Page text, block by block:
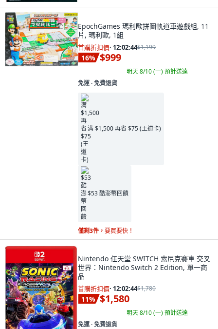
EpochGames 瑪利歐拼圖軌道車遊戲組, 11
片, 瑪利歐, 1組
首購折扣價· 12:02:43$1,199
16% $999
明天 8/10 (一)預計送達
免運 ∙ 免費退貨
满 $1,500 再省 $75 (王道卡)
$53 酷澎幣回饋
僅剩3件， 要買要快！
Nintendo 任天堂 SWITCH 索尼克賽車 交叉
世界：Nintendo Switch 2 Edition, 單一商
品
首購折扣價· 12:02:43$1,780
11% $1,580
明天 8/10 (一)預計送達
免運 ∙ 免費退貨